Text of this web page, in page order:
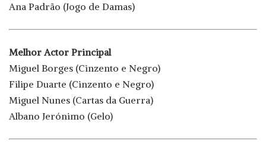
Ana Padrão (Jogo de Damas)
Melhor Actor Principal
Miguel Borges (Cinzento e Negro)
Filipe Duarte (Cinzento e Negro)
Miguel Nunes (Cartas da Guerra)
Albano Jerónimo (Gelo)